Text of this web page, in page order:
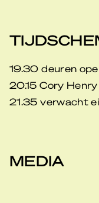
19.30 deuren
20.15 Cory
21.35 verwacht
MEDIA